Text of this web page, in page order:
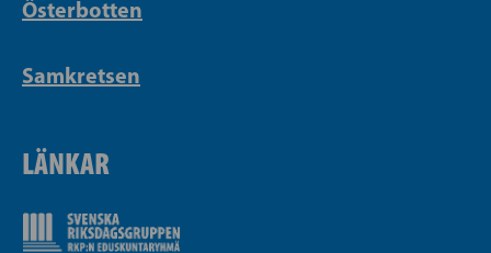
Österbotten
Samkretsen
LÄNKAR